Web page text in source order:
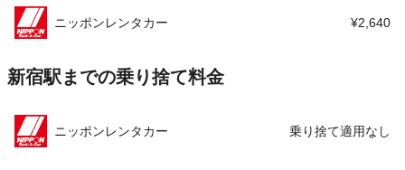
ニッポンレンタカー ¥2,640
新宿駅までの乗り捨て料金
ニッポンレンタカー 乗り捨て適用なし